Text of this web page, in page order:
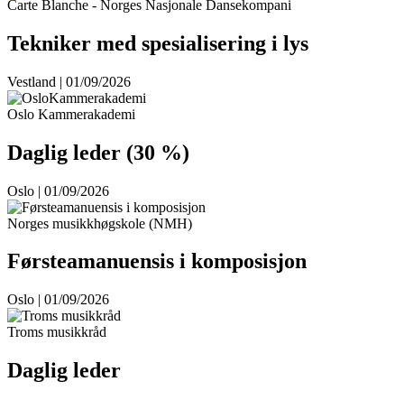
Carte Blanche - Norges Nasjonale Dansekompani
Tekniker med spesialisering i lys
Vestland | 01/09/2026
Oslo Kammerakademi
Daglig leder (30 %)
Oslo | 01/09/2026
Norges musikkhøgskole (NMH)
Førsteamanuensis i komposisjon
Oslo | 01/09/2026
Troms musikkråd
Daglig leder